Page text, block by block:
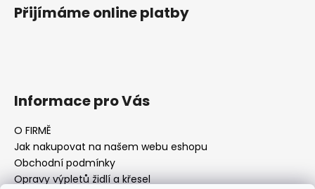
Přijímáme online platby
Informace pro Vás
O FIRMĚ
Jak nakupovat na našem webu eshopu
Obchodní podmínky
Opravy výpletů židlí a křesel